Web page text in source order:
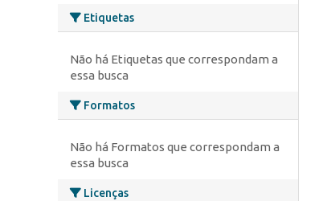
Etiquetas
Não há Etiquetas que correspondam a
essa busca
Formatos
Não há Formatos que correspondam a
essa busca
Licenças